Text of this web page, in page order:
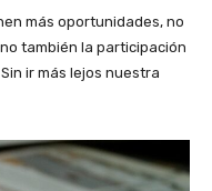
más oportunidades, no
también la participación
ir más lejos nuestra